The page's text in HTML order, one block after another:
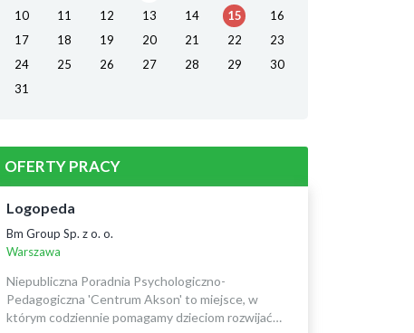
10
11 12 13 14 15
16
17
18 19 20 21 22
23
24
25 26 27 28 29
30
31
OFERTY PRACY
Logopeda
Bm Group Sp. z o. o.
Warszawa
Niepubliczna Poradnia Psychologiczno-
Pedagogiczna 'Centrum Akson' to miejsce, w
którym codziennie pomagamy dzieciom rozwijać…